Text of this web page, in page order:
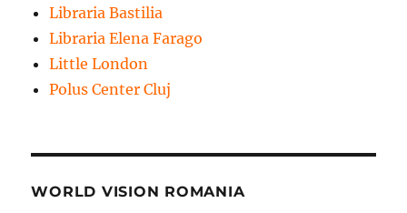
Libraria Bastilia
Libraria Elena Farago
Little London
Polus Center Cluj
WORLD VISION ROMANIA